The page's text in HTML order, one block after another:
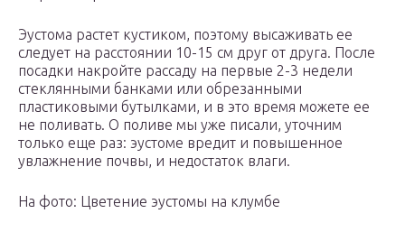
Эустома растет кустиком, поэтому высаживать ее
следует на расстоянии 10-15 см друг от друга. После
посадки накройте рассаду на первые 2-3 недели
стеклянными банками или обрезанными
пластиковыми бутылками, и в это время можете ее
не поливать. О поливе мы уже писали, уточним
только еще раз: эустоме вредит и повышенное
увлажнение почвы, и недостаток влаги.
На фото: Цветение эустомы на клумбе